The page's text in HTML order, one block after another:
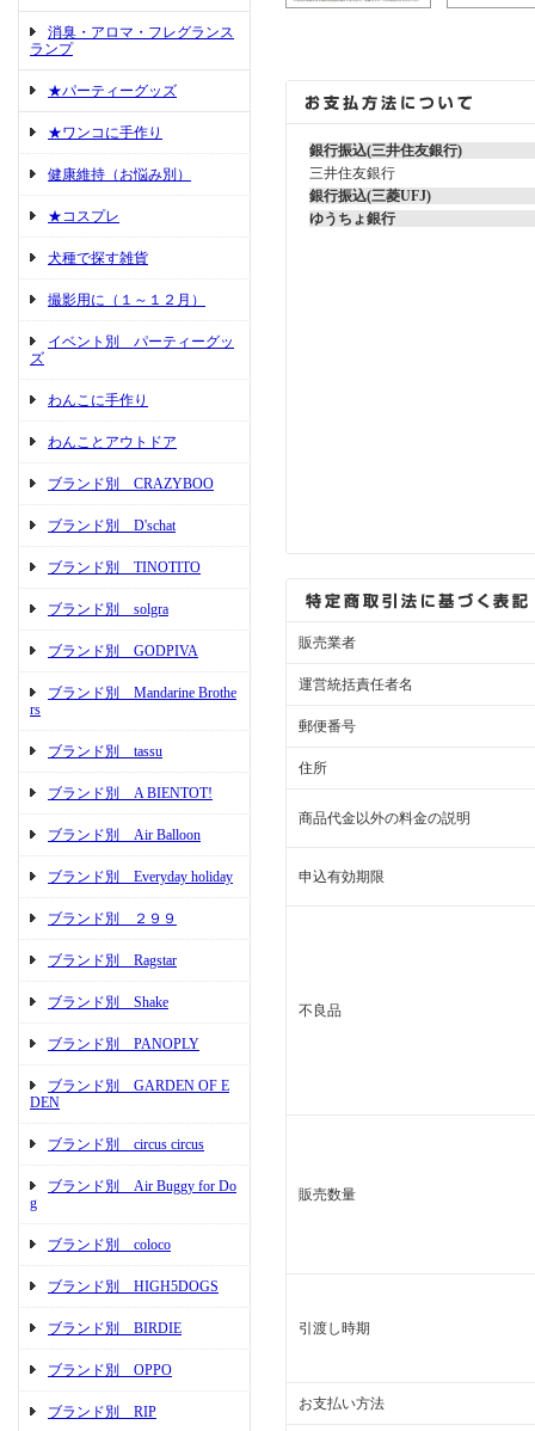
消臭・アロマ・フレグランス
ランプ
★パーティーグッズ
★ワンコに手作り
健康維持（お悩み別）
★コスプレ
犬種で探す雑貨
撮影用に（１～１２月）
イベント別 パーティーグッ
ズ
わんこに手作り
わんことアウトドア
ブランド別 CRAZYBOO
ブランド別 D'schat
ブランド別 TINOTITO
ブランド別 solgra
ブランド別 GODPIVA
ブランド別 Mandarine Brothe
rs
ブランド別 tassu
ブランド別 A BIENTOT!
ブランド別 Air Balloon
ブランド別 Everyday holiday
ブランド別 ２９９
ブランド別 Ragstar
ブランド別 Shake
ブランド別 PANOPLY
ブランド別 GARDEN OF E
DEN
ブランド別 circus circus
ブランド別 Air Buggy for Do
g
ブランド別 coloco
ブランド別 HIGH5DOGS
ブランド別 BIRDIE
ブランド別 OPPO
ブランド別 RIP
銀行振込(三井住友銀行)
三井住友銀行
銀行振込(三菱UFJ)
ゆうちょ銀行
販売業者
運営統括責任者名
郵便番号
住所
商品代金以外の料金の説明
申込有効期限
不良品
販売数量
引渡し時期
お支払い方法